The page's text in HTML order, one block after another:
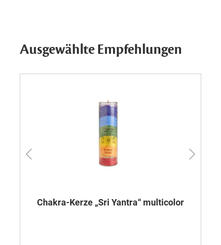
Ausgewählte Empfehlungen
Chakra-Kerze „Sri Yantra“ multicolor